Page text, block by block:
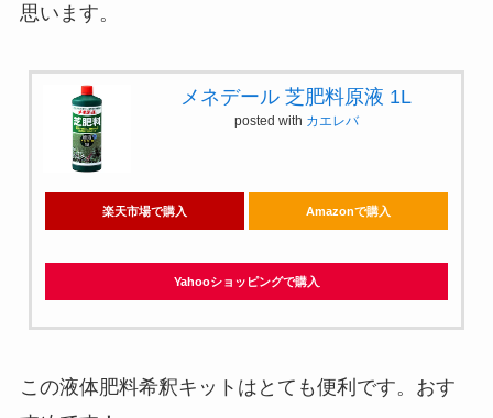
思います。
メネデール 芝肥料原液 1L
posted with カエレバ
楽天市場で購入 Amazonで購入
Yahooショッピングで購入
この液体肥料希釈キットはとても便利です。おす